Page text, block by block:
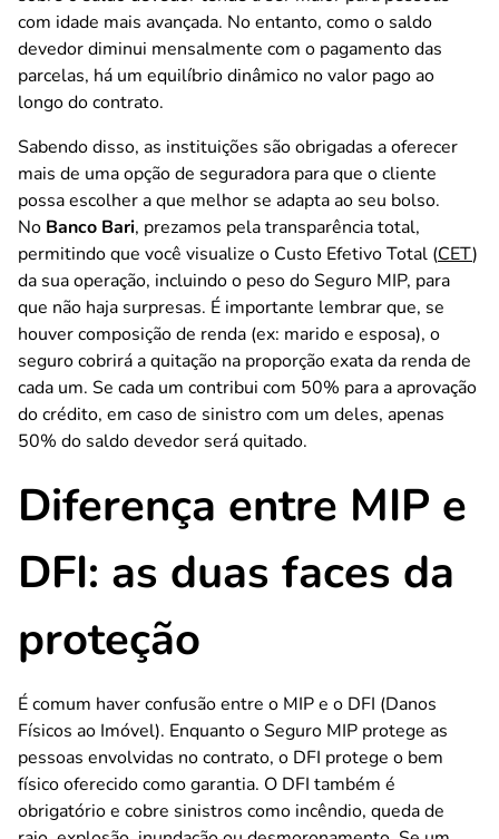
com idade mais avançada. No entanto, como o saldo
devedor diminui mensalmente com o pagamento das
parcelas, há um equilíbrio dinâmico no valor pago ao
longo do contrato.
Sabendo disso, as instituições são obrigadas a oferecer
mais de uma opção de seguradora para que o cliente
possa escolher a que melhor se adapta ao seu bolso.
No Banco Bari, prezamos pela transparência total,
permitindo que você visualize o Custo Efetivo Total (CET)
da sua operação, incluindo o peso do Seguro MIP, para
que não haja surpresas. É importante lembrar que, se
houver composição de renda (ex: marido e esposa), o
seguro cobrirá a quitação na proporção exata da renda de
cada um. Se cada um contribui com 50% para a aprovação
do crédito, em caso de sinistro com um deles, apenas
50% do saldo devedor será quitado.
Diferença entre MIP e
DFI: as duas faces da
proteção
É comum haver confusão entre o MIP e o DFI (Danos
Físicos ao Imóvel). Enquanto o Seguro MIP protege as
pessoas envolvidas no contrato, o DFI protege o bem
físico oferecido como garantia. O DFI também é
obrigatório e cobre sinistros como incêndio, queda de